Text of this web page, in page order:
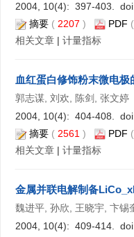
2004, 10(4): 397-403.
摘要 ( 2207 ) PDF
相关文章 | 计量指标
血红蛋白修饰粉末微电
郭志谋, 刘欢, 陈剑, 张文婷
2004, 10(4): 404-408.
摘要 ( 2561 ) PDF
相关文章 | 计量指标
金属并联电解制备
魏进平, 孙欣, 王晓宇, 卞锡
2004, 10(4): 409-414.